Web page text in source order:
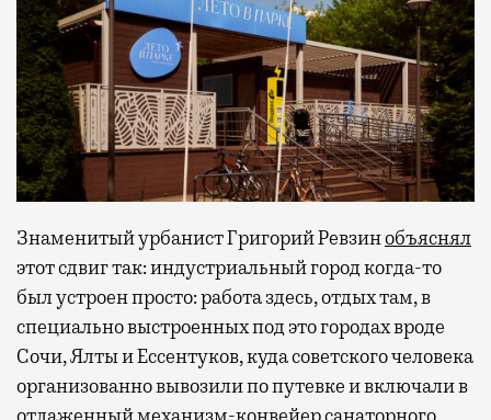
Знаменитый урбанист Григорий Ревзинобъяснял
этот сдвиг так: индустриальный город когда-то
был устроен просто: работа здесь, отдых там, в
специально выстроенных под это городах вроде
Сочи, Ялты и Ессентуков, куда советского человека
организованно вывозили по путевке и включали в